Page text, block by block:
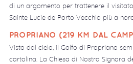
di un argomento per trattenere il
Sainte Lucie de Porto Vecchio più a
PROPRIANO (219 KM DAL
Visto dal cielo, il Golfo di Propriano
cartolina. La Chiesa di Nostra Signora